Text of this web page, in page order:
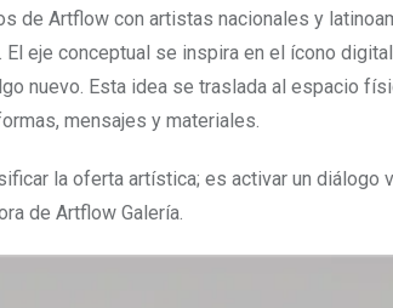
de Artflow con artistas nacionales y
eje conceptual se inspira en el ícono digital
nuevo. Esta idea se traslada al espacio
mensajes y materiales.
la oferta artística; es activar un diálogo
de Artflow Galería.